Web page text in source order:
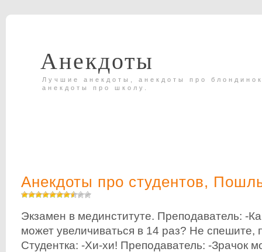
Анекдоты
Лучшие анекдоты, анекдоты про
анекдоты про школу.
Анекдоты про студентов,
Экзамен в мединституте. Преподаватель: -
может увеличиваться в 14 раз? Не спешите,
Студентка: -Хи-хи! Преподаватель: -Зрачок